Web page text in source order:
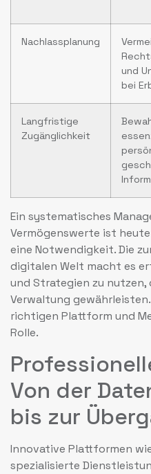
Nachlassplanung
und
bei
Langfristige
Zugänglichkeit
Ein systematisches
Vermögenswerte ist
eine Notwendigkeit. Die
digitalen Welt macht es
und Strategien zu nutzen,
Verwaltung
richtigen Plattform und
Rolle.
Von der
bis zur
Innovative Plattformen wie
spezialisierte